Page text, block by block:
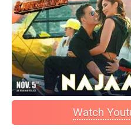
Watch